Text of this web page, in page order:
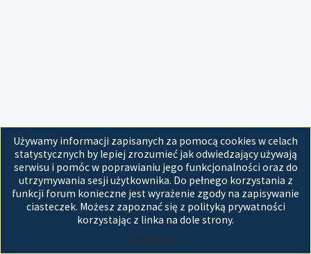
Używamy informacji zapisanych za pomocą cookies w celach
statystycznych by lepiej zrozumieć jak odwiedzający używają
serwisu i pomóc w poprawianiu jego funkcjonalności oraz do
utrzymywania sesji użytkownika. Do pełnego korzystania z
funkcji forum konieczne jest wyrażenie zgody na zapisywanie
ciasteczek. Możesz zapoznać się z polityką prywatności
korzystając z linka na dole strony.
Akceptuję